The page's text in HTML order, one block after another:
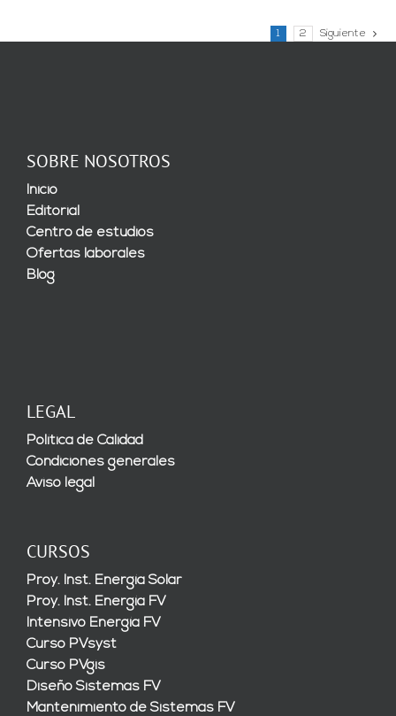
1 2 Siguiente
SOBRE NOSOTROS
Inicio
Editorial
Centro de estudios
Ofertas laborales
Blog
LEGAL
Política de Calidad
Condiciones generales
Aviso legal
CURSOS
Proy. Inst. Energía Solar
Proy. Inst. Energía FV
Intensivo Energía FV
Curso PVsyst
Curso PVgis
Diseño Sistemas FV
Mantenimiento de Sistemas FV